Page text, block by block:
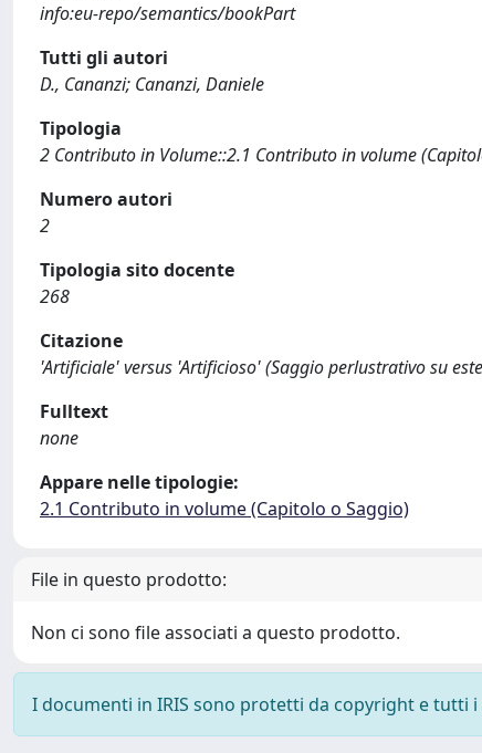
info:eu-repo/semantics/bookPart
Tutti gli autori
D., Cananzi; Cananzi, Daniele
Tipologia
2 Contributo in Volume::2.1 Contributo in volume
Numero autori
2
Tipologia sito docente
268
Citazione
'Artificiale' versus 'Artificioso' (Saggio perlustrativo su
Fulltext
none
Appare nelle tipologie:
2.1 Contributo in volume (Capitolo o Saggio)
File in questo prodotto:
Non ci sono file associati a questo prodotto.
I documenti in IRIS sono protetti da copyright e tutti